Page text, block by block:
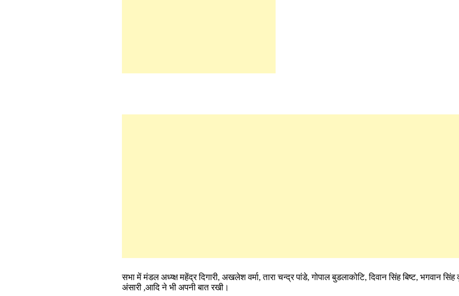
सभा में मंडल अध्य्क्ष महेंद्र दिगारी, अखलेश वर्मा, तारा चन्द्र पांडे, गोपाल बुडलाकोटि, दिवान सिंह बिष्ट, भगवान सिंह
अंसारी ,आदि ने भी अपनी बात रखी।